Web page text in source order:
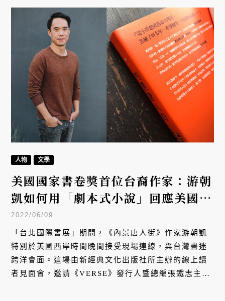
人物 文學
美國國家書卷獎首位台裔作家：游朝
凱如何用「劇本式小說」回應美國矛
盾？
2022/06/09
「台北國際書展」期間，《內景唐人街》作家游朝凱
特別於美國西岸時間晚間接受現場連線，與台灣書迷
跨洋會面。這場由新經典文化出版社所主辦的線上讀
者見面會，邀請《VERSE》發行人暨總編張鐵志主持